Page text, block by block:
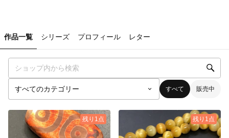
作品一覧 シリーズ プロフィール レター
すべて 販売中
残り1点 残り1点